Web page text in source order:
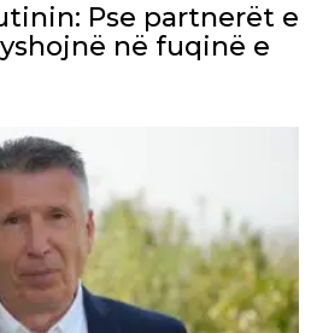
Pse partnerët e
në fuqinë e